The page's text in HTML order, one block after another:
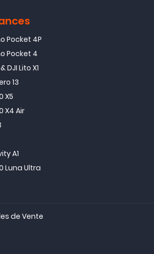
Pocket 4P
Pocket 4
DJI Lito X1
13
X5
X4 Air
A1
Luna Ultra
de Vente